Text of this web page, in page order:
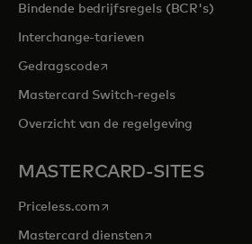
Bindende bedrijfsregels (BCR's)
Interchange-tarieven
Gedragscodeopens in a new tab
Mastercard Switch-regels
Overzicht van de regelgeving
MASTERCARD-SITES
Priceless.com opens in a new tab
Mastercard dienstenopens in a new tab